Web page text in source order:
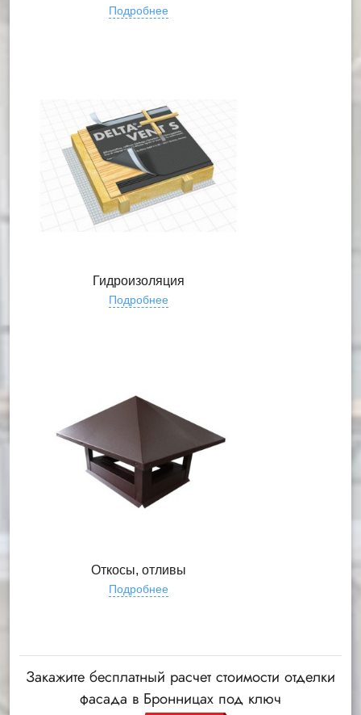
Подробнее
Гидроизоляция
Подробнее
Откосы, отливы
Подробнее
Закажите бесплатный расчет стоимости отделки
фасада в Бронницах под ключ